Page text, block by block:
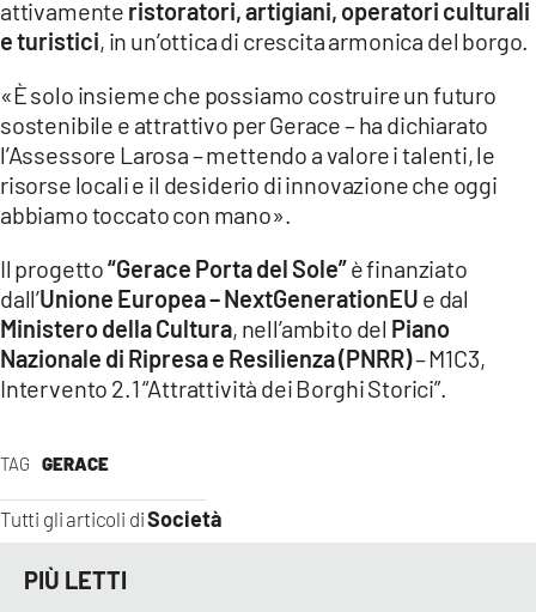
TAG GERACE
Tutti gli articoli diSocietà
attivamente ristoratori, artigiani, operatori culturali
e turistici, in un’ottica di crescita armonica del borgo.
«È solo insieme che possiamo costruire un futuro
sostenibile e attrattivo per Gerace – ha dichiarato
l’Assessore Larosa – mettendo a valore i talenti, le
risorse locali e il desiderio di innovazione che oggi
abbiamo toccato con mano».
Il progetto“Gerace Porta del Sole”è finanziato
dall’Unione Europea – NextGenerationEU e dal
Ministero della Cultura, nell’ambito del Piano
Nazionale di Ripresa e Resilienza (PNRR)– M1C3,
Intervento 2.1 “Attrattività dei Borghi Storici”.
PIÙ LETTI